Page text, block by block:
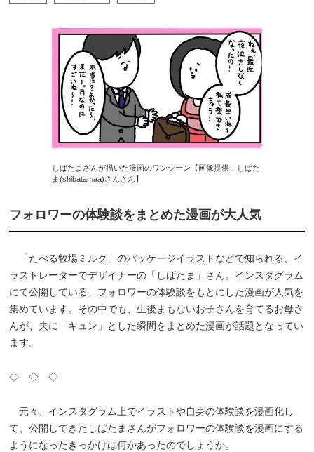
しばたまさんが描いた漫画のワンシーン【画像提供：しばた
ま(shibatamaa)さんさん】
フォロワーの体験談をまとめた漫画が大人気
「たべる牧場ミルク」のパッケージイラストなどで知られる、イ
ラストレーターでデザイナーの「しばたま」さん。インスタグラム
にて公開している、フォロワーの体験談をもとにした漫画が人気を
集めています。その中でも、生後まもないお子さんを育てるお母さ
んが、夫に「キュン」とした瞬間をまとめた漫画が話題となってい
ます。
◇ ◇ ◇
元々、インスタグラム上でイラストや自身の体験談を漫画化し
て、公開してきたしばたまさんがフォロワーの体験談を漫画にする
ようになったきっかけは何かあったのでしょうか。